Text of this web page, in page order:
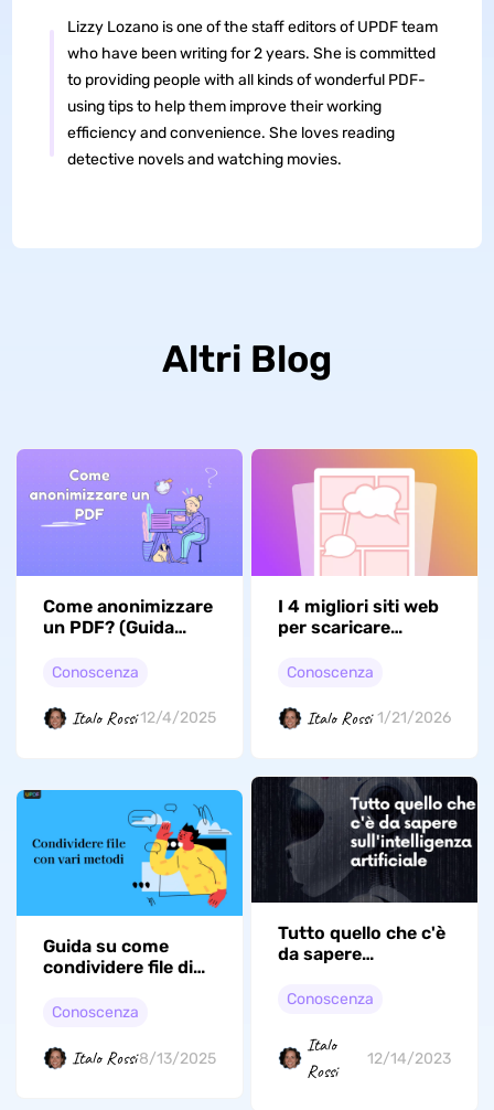
Lizzy Lozano is one of the staff editors of UPDF team
who have been writing for 2 years. She is committed
to providing people with all kinds of wonderful PDF-
using tips to help them improve their working
efficiency and convenience. She loves reading
detective novels and watching movies.
Altri Blog
Come anonimizzare
un PDF? (Guida
Conoscenza
Italo Rossi12/4/2025
I 4 migliori siti web
per scaricare
PDF
al 100%)
Conoscenza
Italo Rossi 1/21/2026
Guida su come
condividere file di
Conoscenza
Italo Rossi8/13/2025
Tutto quello che c'è
da sapere
artificiale
Conoscenza
Italo
Rossi
12/14/2023